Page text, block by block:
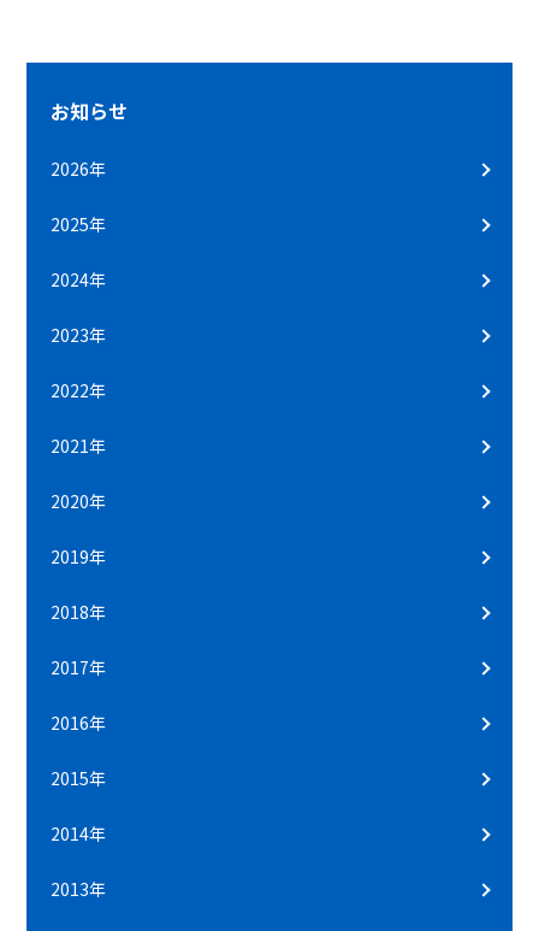
お知らせ
2026年
2025年
2024年
2023年
2022年
2021年
2020年
2019年
2018年
2017年
2016年
2015年
2014年
2013年